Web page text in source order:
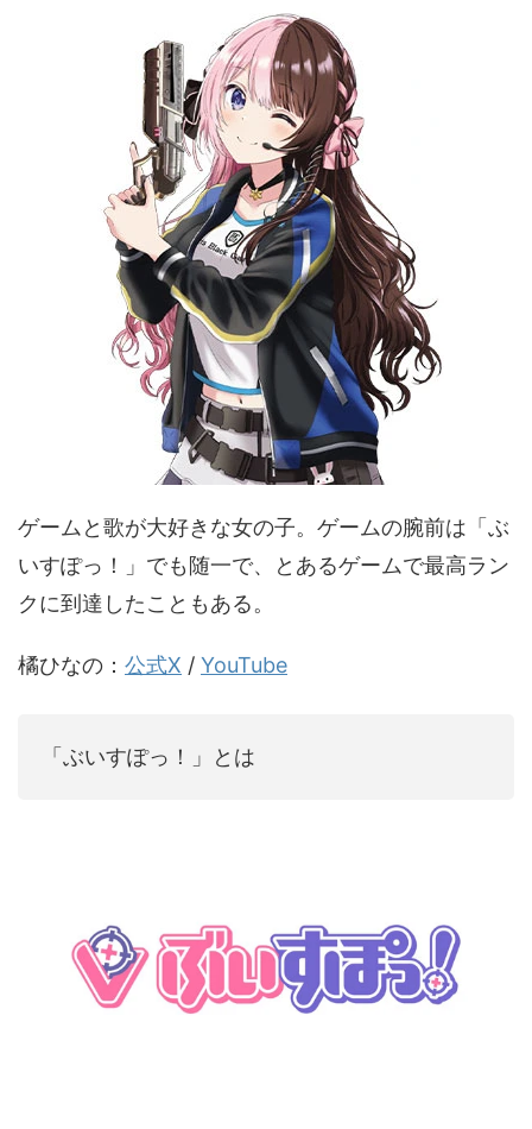
ゲームと歌が大好きな女の子。ゲームの腕前は「ぶ
いすぽっ！」でも随一で、とあるゲームで最高ラン
クに到達したこともある。
橘ひなの： 公式X / YouTube
「ぶいすぽっ！」とは